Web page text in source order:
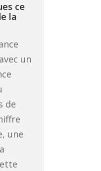
ce
la
un
de
une